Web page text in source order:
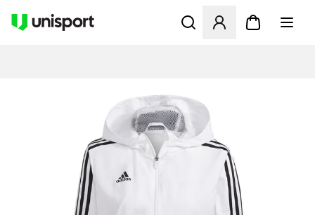
Öffnet ein Fenster zum